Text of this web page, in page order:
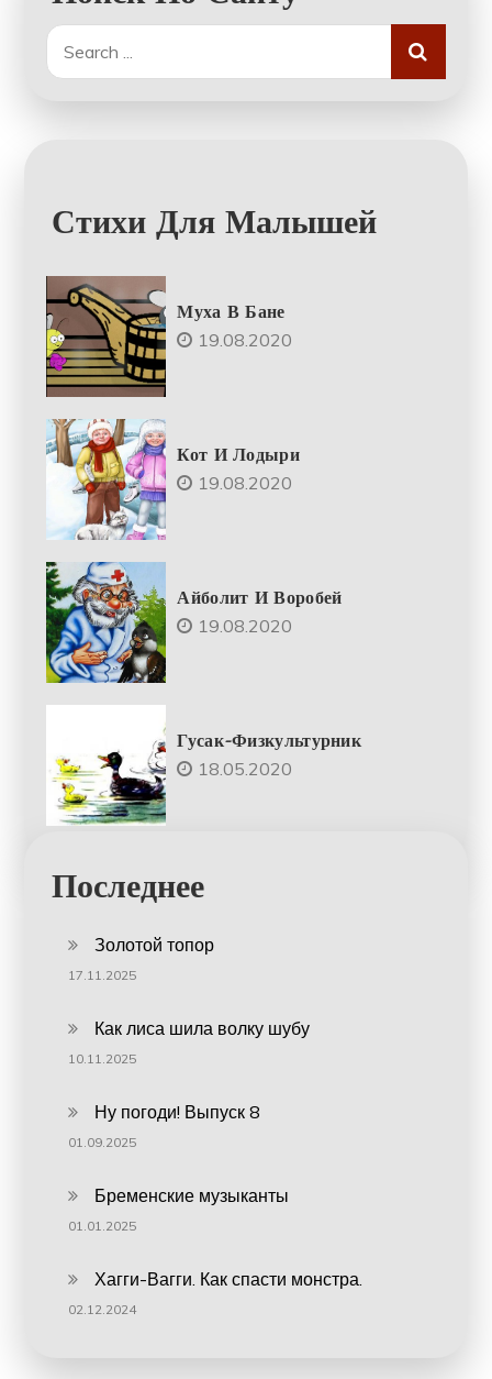
Search
for:
Стихи Для Малышей
Муха В Бане
19.08.2020
Кот И Лодыри
19.08.2020
Айболит И Воробей
19.08.2020
Гусак-Физкультурник
18.05.2020
Последнее
Золотой топор
17.11.2025
Как лиса шила волку шубу
10.11.2025
Ну погоди! Выпуск 8
01.09.2025
Бременские музыканты
01.01.2025
Хагги-Вагги. Как спасти монстра.
02.12.2024